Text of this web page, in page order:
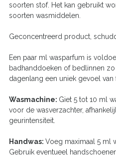
soorten stof. Het kan gebruikt
soorten wasmiddelen.
Geconcentreerd product,
Een paar ml wasparfum is
badhanddoeken of bedlinnen
dagenlang een uniek gevoel van
Wasmachine: Giet 5 tot 10 ml
voor de wasverzachter,
geurintensiteit.
Handwas: Voeg maximaal 5 ml
Gebruik eventueel